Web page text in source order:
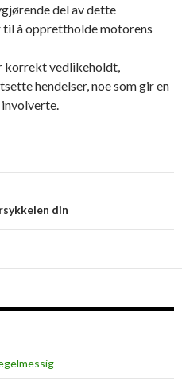
del av dette
å opprettholde motorens
vedlikeholdt,
hendelser, noe som gir en
din